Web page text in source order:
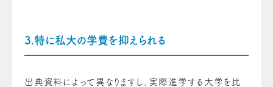
3.特に私大の学費を抑えられる
出典資料によって異なりますし、実際進学する大学を比